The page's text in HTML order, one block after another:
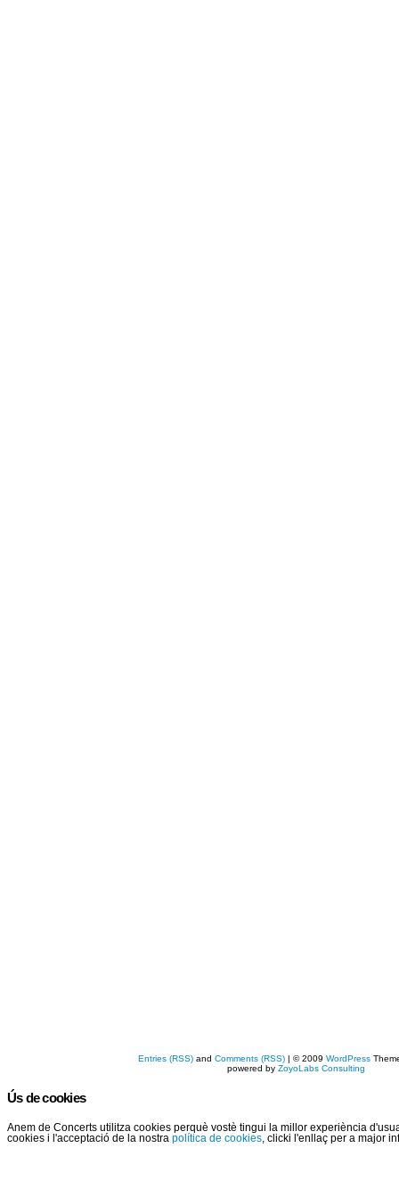
Entries (RSS) andComments (RSS) | © 2009WordPress
powered byZoyoLabs Consulting
Ús de cookies
Anem de Concerts utilitza cookies perquè vostè tingui la millor experiència
cookies i l'acceptació de la nostra política de cookies , clicki l'enllaç per a major